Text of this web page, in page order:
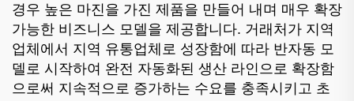
경우 높은 마진을 가진 제품을 만들어 내며 매우 확장
가능한 비즈니스 모델을 제공합니다. 거래처가 지역
업체에서 지역 유통업체로 성장함에 따라 반자동 모
델로 시작하여 완전 자동화된 생산 라인으로 확장함
으로써 지속적으로 증가하는 수요를 충족시키고 초